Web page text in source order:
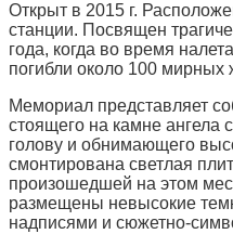
Открыт в 2015 г.
станции. Посвящен
года, когда во время
погибли около 100 мирных
Мемориал представляет
стоящего на камне ангела
голову и обнимающего
смонтирована светлая
произошедшей на этом
размещены невысокие
надписями и сюжетно-